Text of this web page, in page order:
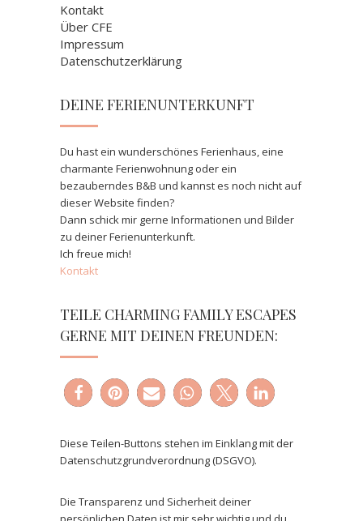
Kontakt
Über CFE
Impressum
Datenschutzerklärung
DEINE FERIENUNTERKUNFT
Du hast ein wunderschönes Ferienhaus, eine
charmante Ferienwohnung oder ein
bezauberndes B&B und kannst es noch nicht auf
dieser Website finden?
Dann schick mir gerne Informationen und Bilder
zu deiner Ferienunterkunft.
Ich freue mich!
Kontakt
TEILE CHARMING FAMILY ESCAPES
GERNE MIT DEINEN FREUNDEN:
Diese Teilen-Buttons stehen im Einklang mit der
Datenschutzgrundverordnung (DSGVO).
Die Transparenz und Sicherheit deiner